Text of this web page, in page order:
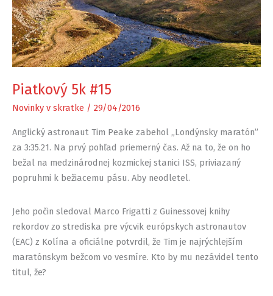
Piatkový 5k #15
Novinky v skratke / 29/04/2016
Anglický astronaut Tim Peake zabehol „Londýnsky maratón”
za 3:35.21. Na prvý pohľad priemerný čas. Až na to, že on ho
bežal na medzinárodnej kozmickej stanici ISS, priviazaný
popruhmi k bežiacemu pásu. Aby neodletel.
Jeho počin sledoval Marco Frigatti z Guinessovej knihy
rekordov zo strediska pre výcvik európskych astronautov
(EAC) z Kolína a oficiálne potvrdil, že Tim je najrýchlejším
maratónskym bežcom vo vesmíre. Kto by mu nezávidel tento
titul, že?